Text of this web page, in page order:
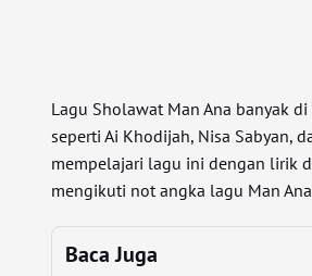
Lagu Sholawat Man Ana banyak
seperti Ai Khodijah, Nisa Sabyan,
mempelajari lagu ini dengan lirik
mengikuti not angka lagu Man
Baca Juga